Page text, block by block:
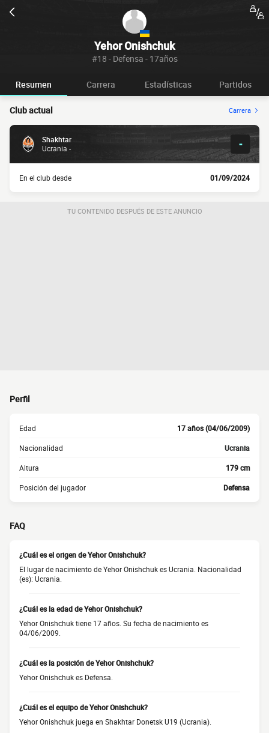
Yehor Onishchuk
#18 - Defensa - 17años
Resumen Carrera Estadísticas Partidos
Club actual Carrera
Shakhtar
Ucrania -
-
En el club desde 01/09/2024
TU CONTENIDO DESPUÉS DE ESTE ANUNCIO
Perfil
Edad 17 años (04/06/2009)
Nacionalidad Ucrania
Altura 179 cm
Posición del jugador Defensa
FAQ
¿Cuál es el origen de Yehor Onishchuk?
El lugar de nacimiento de Yehor Onishchuk es Ucrania. Nacionalidad
(es): Ucrania.
¿Cuál es la edad de Yehor Onishchuk?
Yehor Onishchuk tiene 17 años. Su fecha de nacimiento es
04/06/2009.
¿Cuál es la posición de Yehor Onishchuk?
Yehor Onishchuk es Defensa.
¿Cuál es el equipo de Yehor Onishchuk?
Yehor Onishchuk juega en Shakhtar Donetsk U19 (Ucrania).